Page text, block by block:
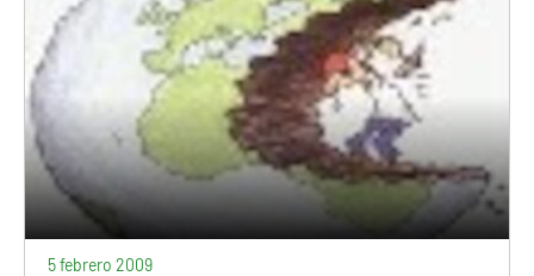
5 febrero 2009